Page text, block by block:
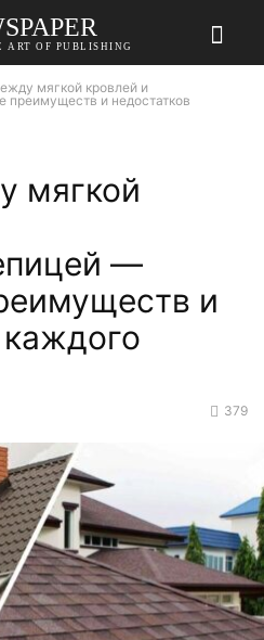
ART OF PUBLISHING
мягкой кровлей и
и недостатков
мягкой
—
и
каждого
379